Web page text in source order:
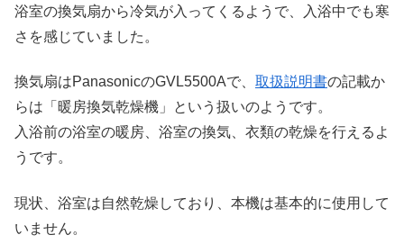
浴室の換気扇から冷気が入ってくるようで、入浴中でも寒
さを感じていました。
換気扇はPanasonicのGVL5500Aで、 取扱説明書の記載か
らは「暖房換気乾燥機」という扱いのようです。
入浴前の浴室の暖房、浴室の換気、衣類の乾燥を行えるよ
うです。
現状、浴室は自然乾燥しており、本機は基本的に使用して
いません。